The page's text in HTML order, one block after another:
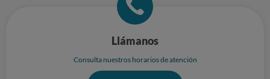
Llámanos
Consulta nuestros horarios de atención